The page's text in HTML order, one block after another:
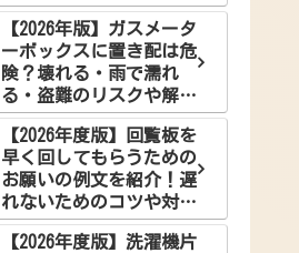
【2026年版】ガスメータ
ーボックスに置き配は危
険？壊れる・雨で濡れ
る・盗難のリスクや解決
案を徹底解説
【2026年度版】回覧板を
早く回してもらうための
お願いの例文を紹介！遅
れないためのコツや対策
とは？
【2026年度版】洗濯機片